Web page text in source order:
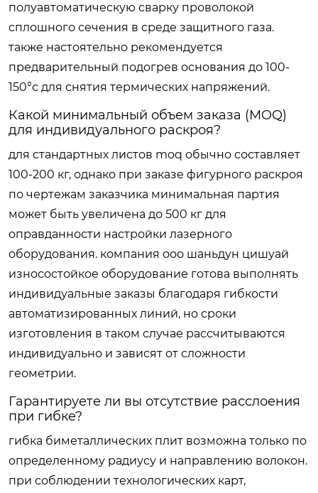
полуавтоматическую сварку проволокой
сплошного сечения в среде защитного газа.
также настоятельно рекомендуется
предварительный подогрев основания до 100-
150°c для снятия термических напряжений.
Какой минимальный объем заказа (MOQ)
для индивидуального раскроя?
для стандартных листов moq обычно составляет
100-200 кг, однако при заказе фигурного раскроя
по чертежам заказчика минимальная партия
может быть увеличена до 500 кг для
оправданности настройки лазерного
оборудования. компания ооо шаньдун цишуай
износостойкое оборудование готова выполнять
индивидуальные заказы благодаря гибкости
автоматизированных линий, но сроки
изготовления в таком случае рассчитываются
индивидуально и зависят от сложности
геометрии.
Гарантируете ли вы отсутствие расслоения
при гибке?
гибка биметаллических плит возможна только по
определенному радиусу и направлению волокон.
при соблюдении технологических карт,